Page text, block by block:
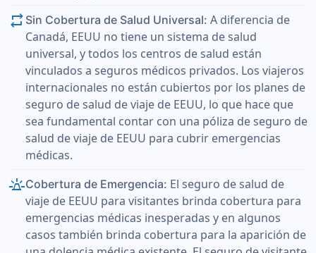
repeat Sin Cobertura de Salud Universal: A diferencia de
Canadá, EEUU no tiene un sistema de salud
universal, y todos los centros de salud están
vinculados a seguros médicos privados. Los viajeros
internacionales no están cubiertos por los planes de
seguro de salud de viaje de EEUU, lo que hace que
sea fundamental contar con una póliza de seguro de
salud de viaje de EEUU para cubrir emergencias
médicas.
e911_emergencyCobertura de Emergencia: El seguro de salud de
viaje de EEUU para visitantes brinda cobertura para
emergencias médicas inesperadas y en algunos
casos también brinda cobertura para la aparición de